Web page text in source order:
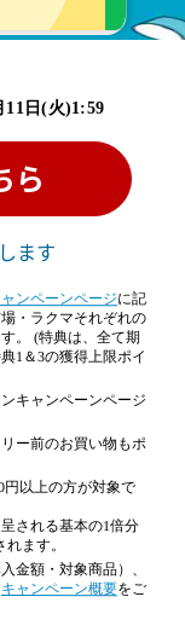
11日(火)1:59
ら
ます
ンペーンページに記
・ラクマそれぞれの
。 (特典は、全て期
1＆3の獲得上限ポイ
キャンペーンページ
ー前のお買い物もポ
円以上の方が対象で
される基本の1倍分
ます。
金額・対象商品）、
キャンペーン概要をご